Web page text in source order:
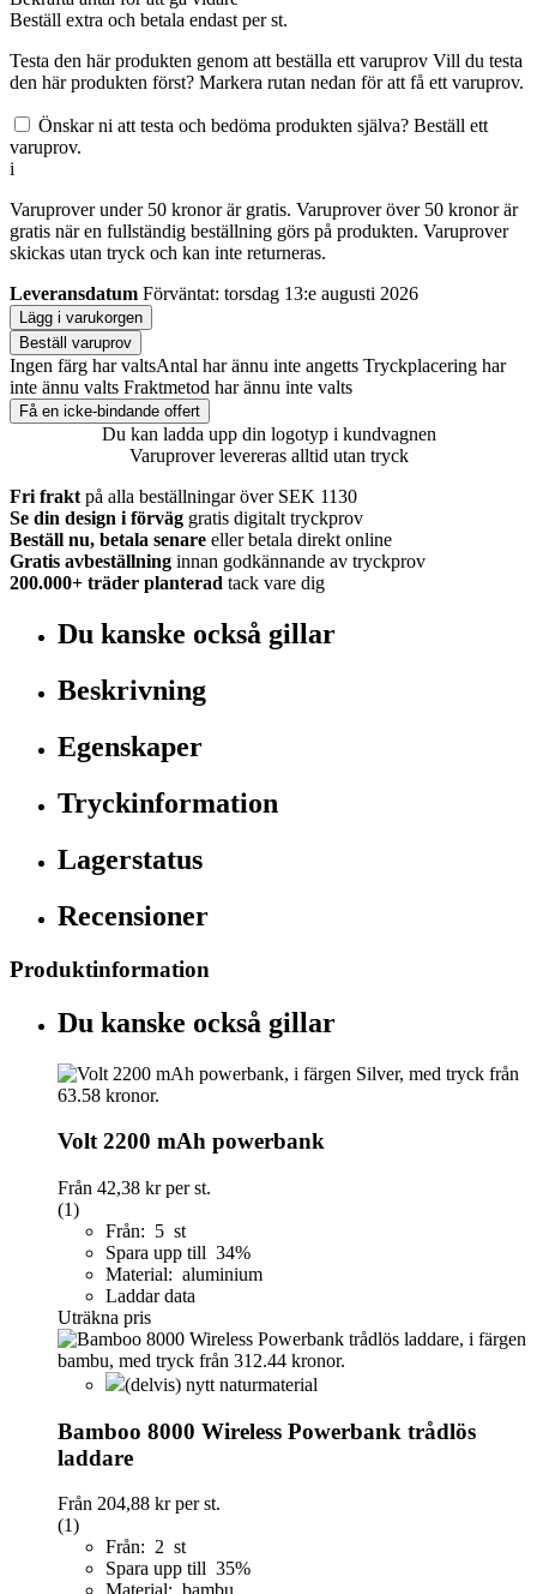
Beställ extra och betala endastper st.
Testa den här produkten genom att beställa ett varuprov Vill du testa
den här produkten först? Markera rutan nedan för att få ett varuprov.
Önskar ni att testa och bedöma produkten själva? Beställ ett
varuprov.
i
Varuprover under 50 kronor är gratis. Varuprover över 50 kronor är
gratis när en fullständig beställning görs på produkten. Varuprover
skickas utan tryck och kan inte returneras.
Leveransdatum Förväntat: torsdag 13:e augusti 2026
Lägg i varukorgen
Beställ varuprov
Ingen färg har valtsAntal har ännu inte angetts Tryckplacering har
inte ännu valts Fraktmetod har ännu inte valts
Få en icke-bindande offert
Du kan ladda upp din logotyp i kundvagnen
Varuprover levereras alltid utan tryck
Fri frakt på alla beställningar över SEK 1130
Se din design i förväg gratis digitalt tryckprov
Beställ nu, betala senare eller betala direkt online
Gratis avbeställning innan godkännande av tryckprov
200.000+ träder planterad tack vare dig
Du kanske också gillar
Beskrivning
Egenskaper
Tryckinformation
Lagerstatus
Recensioner
Produktinformation
Du kanske också gillar
Volt 2200 mAh powerbank
Från 42,38 krper st.
(1)
Från: 5 st
Spara upp till 34%
Material: aluminium
Laddar data
Uträkna pris
(delvis) nytt naturmaterial
Bamboo 8000 Wireless Powerbank trådlös
laddare
Från 204,88 krper st.
(1)
Från: 2 st
Spara upp till 35%